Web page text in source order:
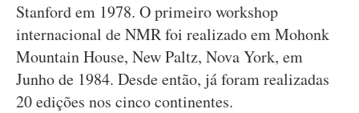
Stanford em 1978. O primeiro workshop
internacional de NMR foi realizado em Mohonk
Mountain House, New Paltz, Nova York, em
Junho de 1984. Desde então, já foram realizadas
20 edições nos cinco continentes.